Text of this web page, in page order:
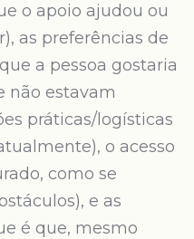
o apoio ajudou ou
as preferências de
a pessoa gostaria
não estavam
práticas/logísticas
o acesso
como se
e as
é que, mesmo